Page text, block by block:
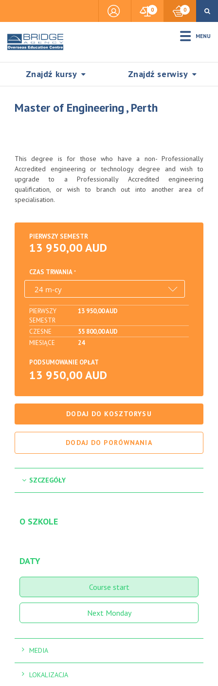
0 0
MENU
Znajdź kursy Znajdź serwisy
Insurance
Visas & Legal Stay
Master of Engineering , Perth
This degree is for those who have a non- Professionally
Accredited engineering or technology degree and wish to
upgrade to a Professionally Accredited engineering
qualification, or wish to branch out into another area of
specialisation.
PIERWSZY SEMESTR
13 950,00 AUD
CZAS TRWANIA
PIERWSZY
SEMESTR
13 950,00 AUD
CZESNE
55 800,00 AUD
MIESIĄCE
24
PODSUMOWANIE OPŁAT
13 950,00 AUD
DODAJ DO KOSZTORYSU
DODAJ DO PORÓWNANIA
SZCZEGÓŁY
O SZKOLE
DATY
Course start
Next Monday
MEDIA
LOKALIZACJA